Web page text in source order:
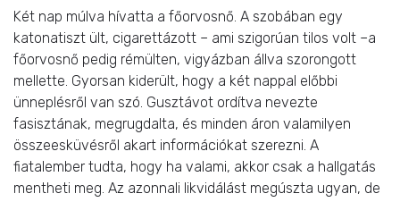
Két nap múlva hívatta a főorvosnő. A szobában egy
katonatiszt ült, cigarettázott – ami szigorúan tilos volt –a
főorvosnő pedig rémülten, vigyázban állva szorongott
mellette. Gyorsan kiderült, hogy a két nappal előbbi
ünneplésről van szó. Gusztávot ordítva nevezte
fasisztának, megrugdalta, és minden áron valamilyen
összeesküvésről akart információkat szerezni. A
fiatalember tudta, hogy ha valami, akkor csak a hallgatás
mentheti meg. Az azonnali likvidálást megúszta ugyan, de